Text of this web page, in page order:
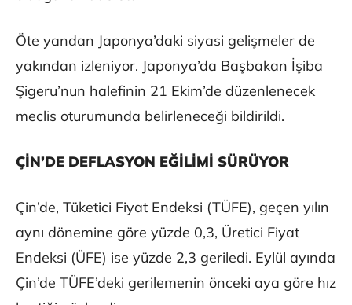
Öte yandan Japonya’daki siyasi gelişmeler de
yakından izleniyor. Japonya’da Başbakan İşiba
Şigeru’nun halefinin 21 Ekim’de düzenlenecek
meclis oturumunda belirleneceği bildirildi.
ÇİN’DE DEFLASYON EĞİLİMİ SÜRÜYOR
Çin’de, Tüketici Fiyat Endeksi (TÜFE), geçen yılın
aynı dönemine göre yüzde 0,3, Üretici Fiyat
Endeksi (ÜFE) ise yüzde 2,3 geriledi. Eylül ayında
Çin’de TÜFE’deki gerilemenin önceki aya göre hız